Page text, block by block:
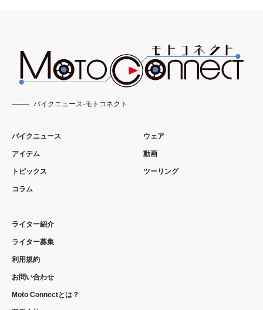
バイクニュース-モトコネクト
バイクニュース
アイテム
トピックス
コラム
ウェア
動画
ツーリング
ライター紹介
ライター募集
利用規約
お問い合わせ
Moto Connectとは？